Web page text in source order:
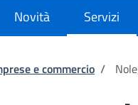
Novità Servizi
pane
e commercio /